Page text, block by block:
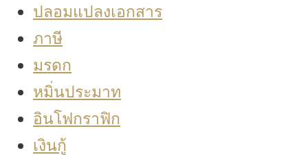
ปลอมแปลงเอกสาร
ภาษี
มรดก
หมิ่นประมาท
อินโฟกราฟิก
เงินกู้